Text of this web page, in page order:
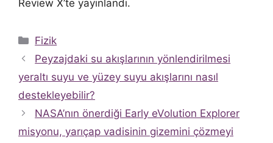
Review X’te yayınlandı.
Kategoriler
Fizik
Peyzajdaki su akışlarının yönlendirilmesi
yeraltı suyu ve yüzey suyu akışlarını nasıl
destekleyebilir?
NASA’nın önerdiği Early eVolution Explorer
misyonu, yarıçap vadisinin gizemini çözmeyi